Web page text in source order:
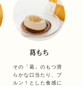
葛もち
その「葛」のもつ滑
らかな口当たり、プ
ルン！とした食感に